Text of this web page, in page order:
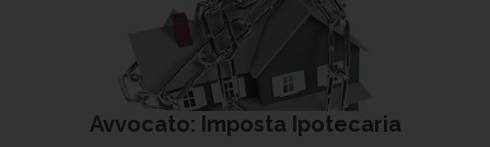
Avvocato: Imposta Ipotecaria